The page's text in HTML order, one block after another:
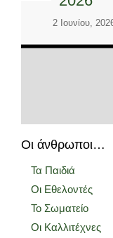
Οι άνθρωποι…
Τα Παιδιά
Οι Εθελοντές
Το Σωματείο
Οι Καλλιτέχνες